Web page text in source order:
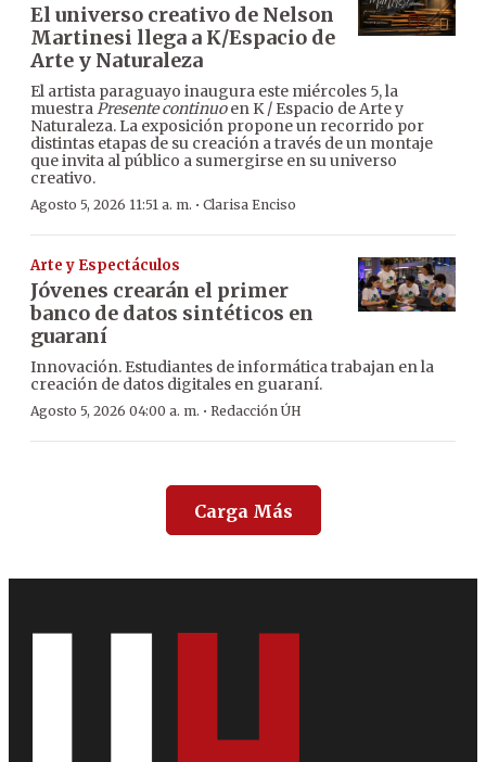
El universo creativo de Nelson
Martinesi llega a K/Espacio de
Arte y Naturaleza
El artista paraguayo inaugura este miércoles 5, la
muestraPresente continuoen K / Espacio de Arte y
Naturaleza. La exposición propone un recorrido por
distintas etapas de su creación a través de un montaje
que invita al público a sumergirse en su universo
creativo.
Agosto 5, 2026 11:51 a. m. · Clarisa Enciso
Arte y Espectáculos
Jóvenes crearán el primer
banco de datos sintéticos en
guaraní
Innovación. Estudiantes de informática trabajan en la
creación de datos digitales en guaraní.
Agosto 5, 2026 04:00 a. m. · Redacción ÚH
Carga Más